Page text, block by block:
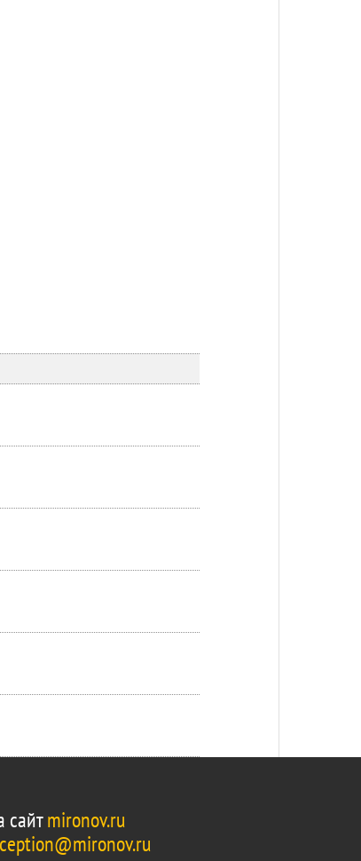
сайтmironov.ru